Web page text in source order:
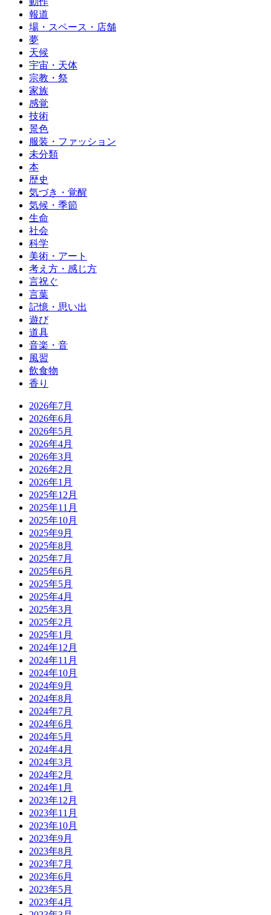
報道
場・スペース・店舗
夢
天候
宇宙・天体
宗教・祭
家族
感覚
技術
景色
服装・ファッション
未分類
本
歴史
気づき・覚醒
気候・季節
生命
社会
科学
美術・アート
考え方・感じ方
言祝ぐ
言葉
記憶・思い出
遊び
道具
音楽・音
風習
飲食物
香り
2026年7月
2026年6月
2026年5月
2026年4月
2026年3月
2026年2月
2026年1月
2025年12月
2025年11月
2025年10月
2025年9月
2025年8月
2025年7月
2025年6月
2025年5月
2025年4月
2025年3月
2025年2月
2025年1月
2024年12月
2024年11月
2024年10月
2024年9月
2024年8月
2024年7月
2024年6月
2024年5月
2024年4月
2024年3月
2024年2月
2024年1月
2023年12月
2023年11月
2023年10月
2023年9月
2023年8月
2023年7月
2023年6月
2023年5月
2023年4月